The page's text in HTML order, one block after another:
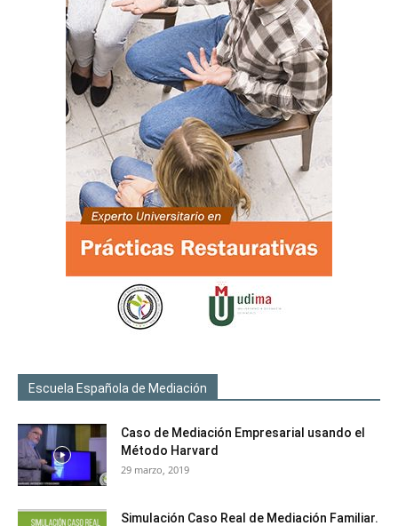
Escuela Española de Mediación
Caso de Mediación Empresarial usando el
Método Harvard
29 marzo, 2019
Simulación Caso Real de Mediación Familiar.